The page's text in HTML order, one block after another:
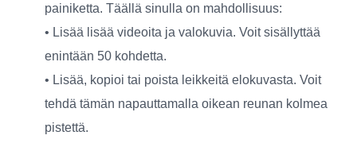
painiketta. Täällä sinulla on mahdollisuus:
• Lisää lisää videoita ja valokuvia. Voit sisällyttää
enintään 50 kohdetta.
• Lisää, kopioi tai poista leikkeitä elokuvasta. Voit
tehdä tämän napauttamalla oikean reunan kolmea
pistettä.